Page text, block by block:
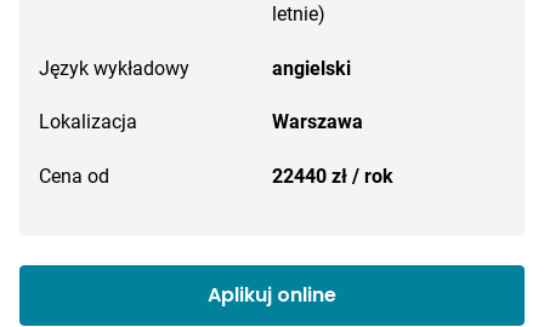
letnie)
Język wykładowy angielski
Lokalizacja Warszawa
Cena od 22440 zł / rok
Aplikuj online